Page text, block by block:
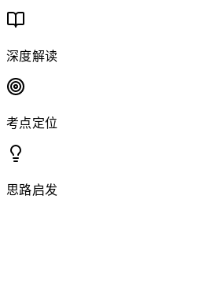
深度解读
考点定位
思路启发